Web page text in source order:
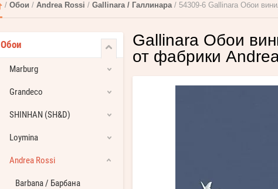
/ Обои / Andrea Rossi / Gallinara / Галлинара / 54309-6 Gallinara Обои
Обои
Marburg
Grandeco
SHINHAN (SH&D)
Loymina
Andrea Rossi
Barbana / Барбана
Gallinara Обои
от фабрики